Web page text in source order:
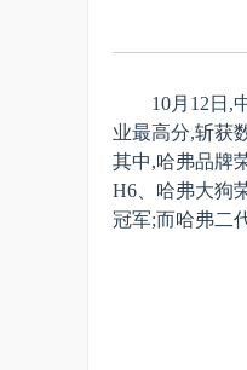
10月 1 2日,
业最高分,斩获
其中,哈弗品牌
H6、哈弗大狗
冠军;而哈弗二